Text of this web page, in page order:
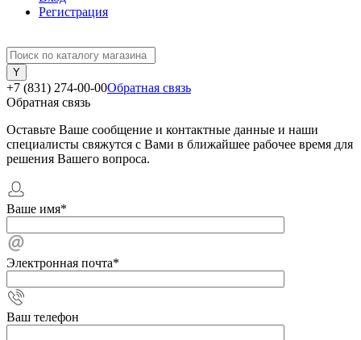
Регистрация
+7 (831) 274-00-00Обратная связь
Обратная связь
Оставьте Ваше сообщение и контактные данные и наши
специалисты свяжутся с Вами в ближайшее рабочее время для
решения Вашего вопроса.
Ваше имя*
Электронная почта*
Ваш телефон